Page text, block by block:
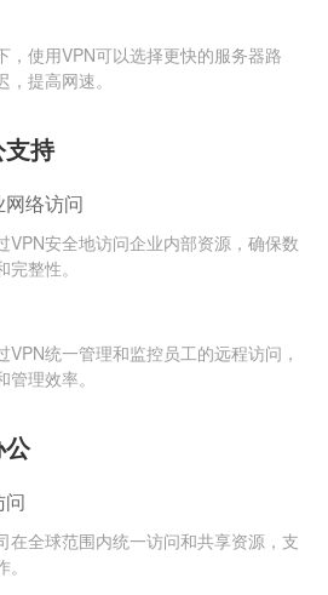
，使用VPN可以选择更快的服务器路
提高网速。
持
络访问
VPN安全地访问企业内部资源，确保数
整性。
VPN统一管理和监控员工的远程访问，
理效率。
问
在全球范围内统一访问和共享资源，支